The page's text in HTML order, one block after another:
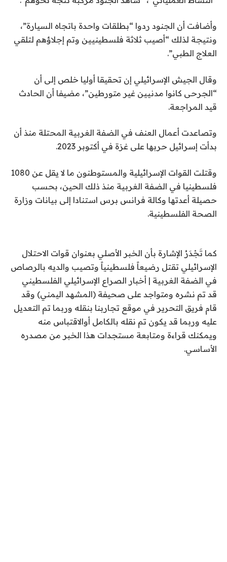
ر
وأضافت أن الجنود ردوا “بطلقات واحدة باتجاه السيارة”،
ونتيجة لذلك “أصيب ثلاثة فلسطينيين وتم إجلاؤهم لتلقي
العلاج الطبي”.
وقال الجيش الإسرائيلي إن تحقيقا أوليا خلص إلى أن
“الجرحى كانوا مدنيين غير متورطين”، مضيفا أن الحادث
قيد المراجعة.
وتصاعدت أعمال العنف في الضفة الغربية المحتلة منذ أن
بدأت إسرائيل حربها على غزة في أكتوبر 2023.
وقتلت القوات الإسرائيلية والمستوطنون ما لا يقل عن 1080
فلسطينيا في الضفة الغربية منذ ذلك الحين، بحسب
حصيلة أعدتها وكالة فرانس برس استنادا إلى بيانات وزارة
الصحة الفلسطينية.
كما تَجْدَرُ الإشارة بأن الخبر الأصلي بعنوان قوات الاحتلال
الإسرائيلي تقتل رضيعاً فلسطينياً وتصيب والديه بالرصاص
في الضفة الغربية | أخبار الصراع الإسرائيلي الفلسطيني
قد تم نشره ومتواجد على صحيفة (المشهد اليمني) وقد
قام فريق التحرير في موقع تجاربنا بنقله وربما تم التعديل
عليه وربما قد يكون تم نقله بالكامل أوالاقتباس منه
ويمكنك قراءة ومتابعة مستجدات هذا الخبر من مصدره
الأساسي.